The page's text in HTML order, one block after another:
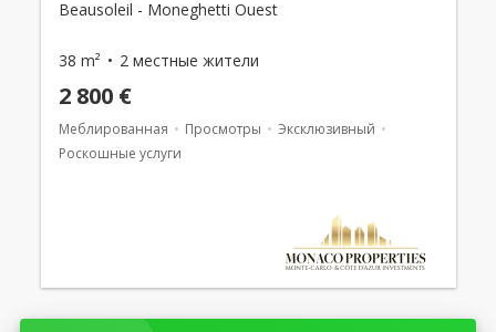
Beausoleil - Moneghetti Ouest
38 m² 2 местные жители
2 800 €
Меблированная Просмотры
Эксклюзивный
Роскошные услуги